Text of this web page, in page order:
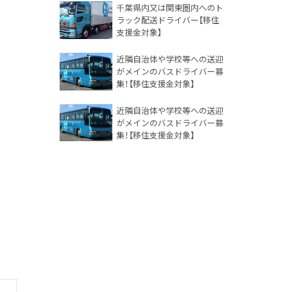
千葉県内又は関東圏内へのト
ラック配送ドライバー【移住
支援金対象】
近隣自治体や学校等への送迎
がメインのバスドライバー募
集！【移住支援金対象】
近隣自治体や学校等への送迎
がメインのバスドライバー募
集！【移住支援金対象】